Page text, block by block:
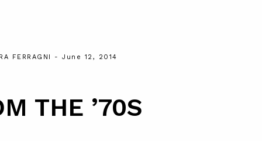
FERRAGNI - June 12, 2014
THE ’70S